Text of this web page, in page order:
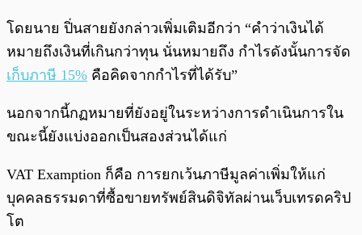
โดยนาย ปิ่นสายยังกล่าวเพิ่มเติมอีกว่า “คำว่าเงินได้
หมายถึงเงินที่เกินกว่าทุน นั่นหมายถึง กำไรดังนั้นการจัด
เก็บภาษี 15% คือคิดจากกำไรที่ได้รับ”
นอกจากนี้กฏหมายที่ยังอยู่ในระหว่างการดำเนินการใน
ขณะนี้ยังแบ่งออกเป็นสองส่วนได้แก่
VAT Examption ก็คือ การยกเว้นภาษีมูลค่าเพิ่มให้แก่
บุคคลธรรมดาที่ซื้อขายทรัพย์สินดิจิทัลผ่านเว็บเทรดคริป
โต